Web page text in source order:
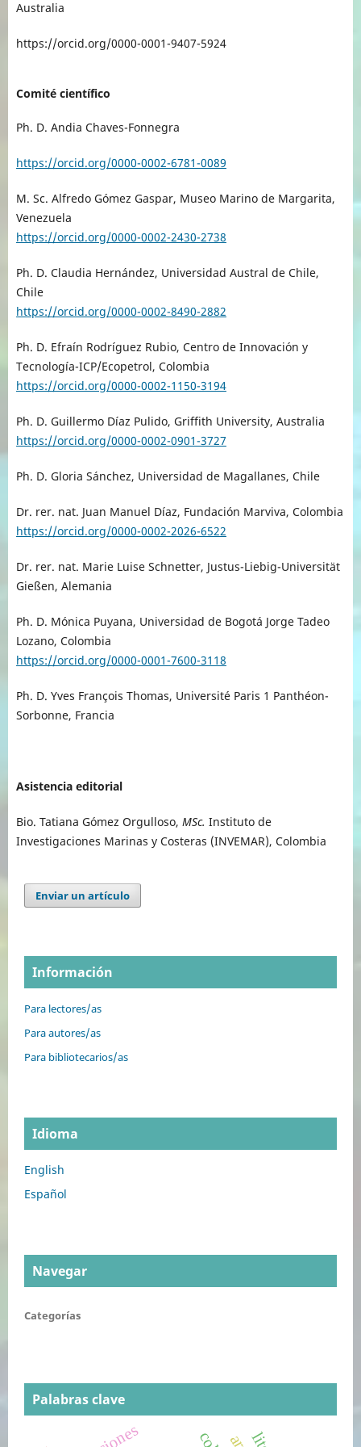
Australia
https://orcid.org/0000-0001-9407-5924
Comité científico
Ph. D. Andia Chaves-Fonnegra
https://orcid.org/0000-0002-6781-0089
M. Sc. Alfredo Gómez Gaspar, Museo Marino de Margarita,
Venezuela
https://orcid.org/0000-0002-2430-2738
Ph. D. Claudia Hernández, Universidad Austral de Chile,
Chile
https://orcid.org/0000-0002-8490-2882
Ph. D. Efraín Rodríguez Rubio, Centro de Innovación y
Tecnología-ICP/Ecopetrol, Colombia
https://orcid.org/0000-0002-1150-3194
Ph. D. Guillermo Díaz Pulido, Griffith University, Australia
https://orcid.org/0000-0002-0901-3727
Ph. D. Gloria Sánchez, Universidad de Magallanes, Chile
Dr. rer. nat. Juan Manuel Díaz, Fundación Marviva, Colombia
https://orcid.org/0000-0002-2026-6522
Dr. rer. nat. Marie Luise Schnetter, Justus-Liebig-Universität
Gießen, Alemania
Ph. D. Mónica Puyana, Universidad de Bogotá Jorge Tadeo
Lozano, Colombia
https://orcid.org/0000-0001-7600-3118
Ph. D. Yves François Thomas, Université Paris 1 Panthéon-
Sorbonne, Francia
Asistencia editorial
Bio. Tatiana Gómez Orgulloso, MSc. Instituto de
Investigaciones Marinas y Costeras (INVEMAR), Colombia
Enviar un artículo
Información
Para lectores/as
Para autores/as
Para bibliotecarios/as
Idioma
English
Español
Navegar
Categorías
Palabras clave